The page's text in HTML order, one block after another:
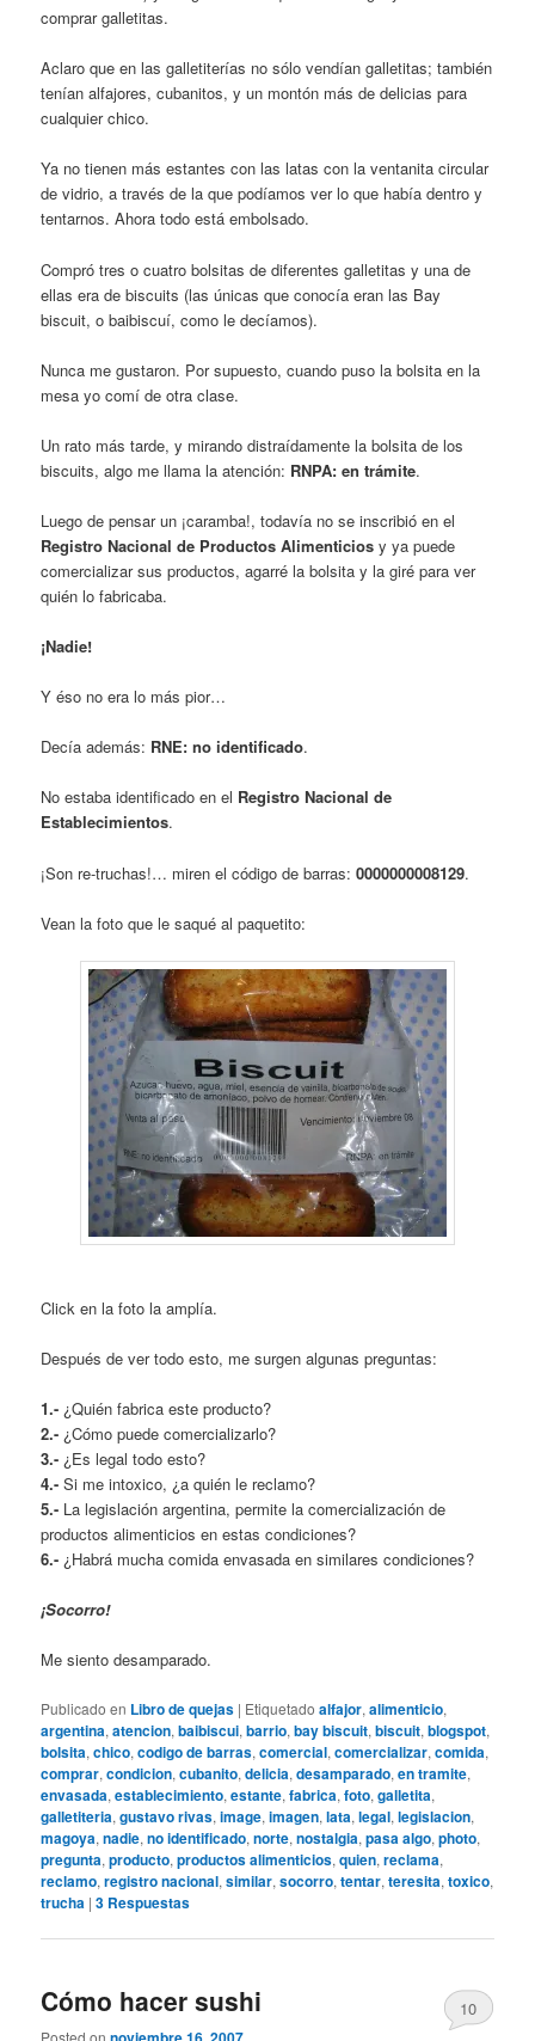
comprar galletitas.
Aclaro que en las galletiterías no sólo vendían galletitas; también
tenían alfajores, cubanitos, y un montón más de delicias para
cualquier chico.
Ya no tienen más estantes con las latas con la ventanita circular
de vidrio, a través de la que podíamos ver lo que había dentro y
tentarnos. Ahora todo está embolsado.
Compró tres o cuatro bolsitas de diferentes galletitas y una de
ellas era de biscuits (las únicas que conocía eran las Bay
biscuit, o baibiscuí, como le decíamos).
Nunca me gustaron. Por supuesto, cuando puso la bolsita en la
mesa yo comí de otra clase.
Un rato más tarde, y mirando distraídamente la bolsita de los
biscuits, algo me llama la atención: RNPA: en trámite.
Luego de pensar un ¡caramba!, todavía no se inscribió en el
Registro Nacional de Productos Alimenticiosy ya puede
comercializar sus productos, agarré la bolsita y la giré para ver
quién lo fabricaba.
¡Nadie!
Y éso no era lo más pior…
Decía además: RNE: no identificado.
No estaba identificado en el Registro Nacional de
Establecimientos.
¡Son re-truchas!… miren el código de barras:0000000008129.
Vean la foto que le saqué al paquetito:
Click en la foto la amplía.
Después de ver todo esto, me surgen algunas preguntas:
1.- ¿Quién fabrica este producto?
2.- ¿Cómo puede comercializarlo?
3.- ¿Es legal todo esto?
4.- Si me intoxico, ¿a quién le reclamo?
5.- La legislación argentina, permite la comercialización de
productos alimenticios en estas condiciones?
6.- ¿Habrá mucha comida envasada en similares condiciones?
¡Socorro!
Me siento desamparado.
Publicado en Libro de quejas | Etiquetado alfajor,alimenticio,
argentina,atencion,baibiscui,barrio,bay biscuit,biscuit,blogspot,
bolsita,chico,codigo de barras,comercial,comercializar,comida,
comprar,condicion,cubanito,delicia,desamparado,en tramite,
envasada,establecimiento,estante,fabrica,foto,galletita,
galletiteria,gustavo rivas,image,imagen,lata,legal,legislacion,
magoya,nadie,no identificado,norte,nostalgia,pasa algo,photo,
pregunta,producto,productos alimenticios,quien,reclama,
reclamo,registro nacional,similar,socorro,tentar,teresita,toxico,
trucha |3 Respuestas
Cómo hacer sushi
Posted on
10